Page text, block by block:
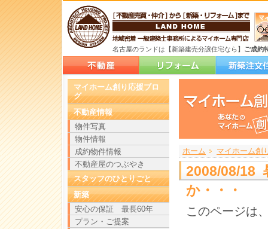
名古屋のランドは【新築建売分譲住宅なら】 ご成約
ホーム
> マイホーム創
>
>
2008/08/18
か・・・
このページは
マイホーム創り応援ブロ
グ
不動産情報
物件写真
物件情報
成約物件情報
不動産屋のつぶやき
スタッフのひとりごと
新築
安心の保証 最長60年
プラン・ご提案